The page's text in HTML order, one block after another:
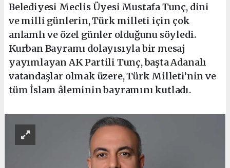
Belediyesi Meclis Üyesi Mustafa Tunç, dini
ve milli günlerin, Türk milleti için çok
anlamlı ve özel günler olduğunu söyledi.
Kurban Bayramı dolayısıyla bir mesaj
yayımlayan AK Partili Tunç, başta Adanalı
vatandaşlar olmak üzere, Türk Milleti’nin ve
tüm İslam âleminin bayramını kutladı.